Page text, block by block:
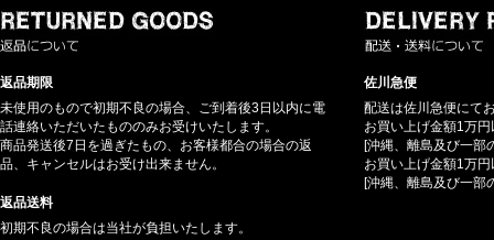
返品期限
未使用のもので初期不良の場合、ご到着後3日以内に電
話連絡いただいたもののみお受けいたします。
商品発送後7日を過ぎたもの、お客様都合の場合の返
品、キャンセルはお受け出来ません。
返品送料
初期不良の場合は当社が負担いたします。
佐川急便
配送は佐川急便にて
お買い上げ金額1万
[沖縄、離島及び一部
お買い上げ金額1万
[沖縄、離島及び一部